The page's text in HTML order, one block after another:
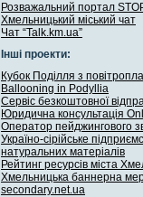
Розважальний портал
Хмельницький міський чат
Чат “Talk.km.ua”
Iнші проекти:
Кубок Поділля з
Ballooning in Podyllia
Сервіс безкоштовної
Юридична консультація
Оператор пейджингового
Україно-сірійське
натуральних матеріалів
Рейтинг ресурсів міста
Хмельницька баннерна
secondary.net.ua